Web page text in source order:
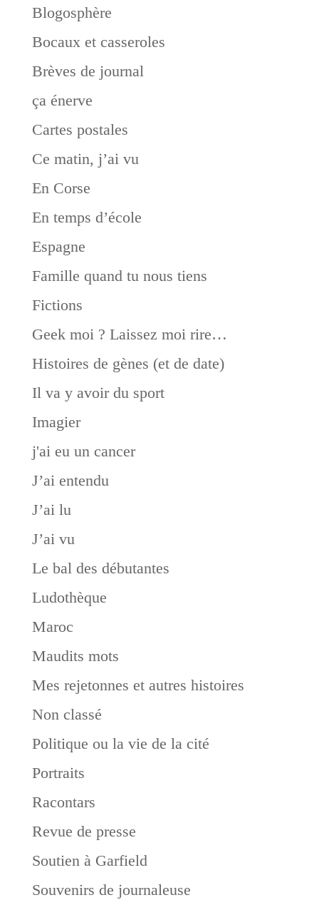
Blogosphère
Bocaux et casseroles
Brèves de journal
ça énerve
Cartes postales
Ce matin, j’ai vu
En Corse
En temps d’école
Espagne
Famille quand tu nous tiens
Fictions
Geek moi ? Laissez moi rire…
Histoires de gènes (et de date)
Il va y avoir du sport
Imagier
j'ai eu un cancer
J’ai entendu
J’ai lu
J’ai vu
Le bal des débutantes
Ludothèque
Maroc
Maudits mots
Mes rejetonnes et autres histoires
Non classé
Politique ou la vie de la cité
Portraits
Racontars
Revue de presse
Soutien à Garfield
Souvenirs de journaleuse